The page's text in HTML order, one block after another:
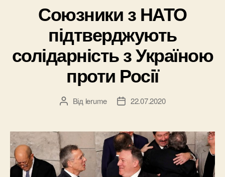
Союзники з НАТО
підтверджують
солідарність з Україною
проти Росії
Автор
Від lerume
Дата22.07.2020